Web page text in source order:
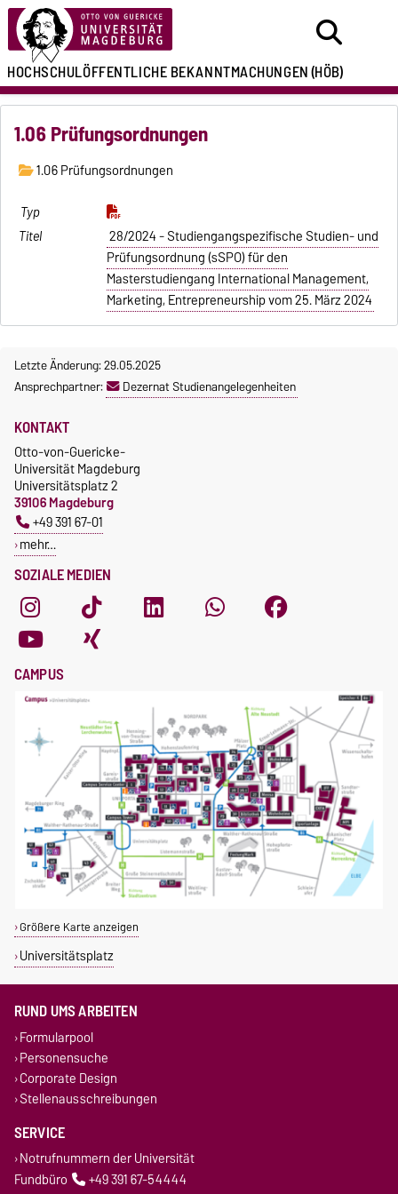
HOCHSCHULÖFFENTLICHEBEKANNTMACHUNGEN(HÖB)
1.06 Prüfungsordnungen
1.06 Prüfungsordnungen
28/2024 - Studiengangspezifische Studien- und
Prüfungsordnung (sSPO) für den
Masterstudiengang International Management,
Marketing, Entrepreneurship vom 25. März 2024
Letzte Änderung: 29.05.2025
Ansprechpartner:
Dezernat Studienangelegenheiten
SOZIALE MEDIEN
KONTAKT
Otto-von-Guericke-
Universität Magdeburg
Universitätsplatz 2
39106 Magdeburg
+49 391 67-01
mehr…
CAMPUS
Größere Karte anzeigen
Universitätsplatz
RUND UMS ARBEITEN
Formularpool
Personensuche
Corporate Design
Stellenausschreibungen
SERVICE
Notrufnummern der Universität
Fundbüro
+49 391 67-54444